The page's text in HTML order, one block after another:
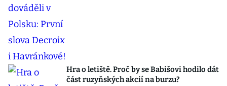
Hra o letiště. Proč by se Babišovi hodilo dát
část ruzyňských akcií na burzu?